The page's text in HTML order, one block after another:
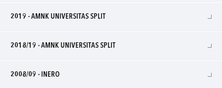
2019 - AMNK UNIVERSITAS SPLIT
2018/19 - AMNK UNIVERSITAS SPLIT
2008/09 - INERO